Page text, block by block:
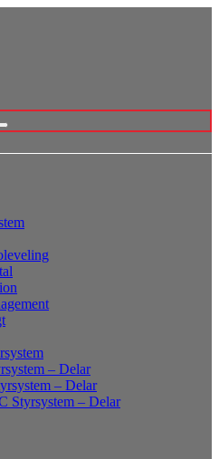
– Delar
– Delar
Styrsystem – Delar